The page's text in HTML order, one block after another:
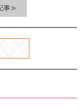
事≫